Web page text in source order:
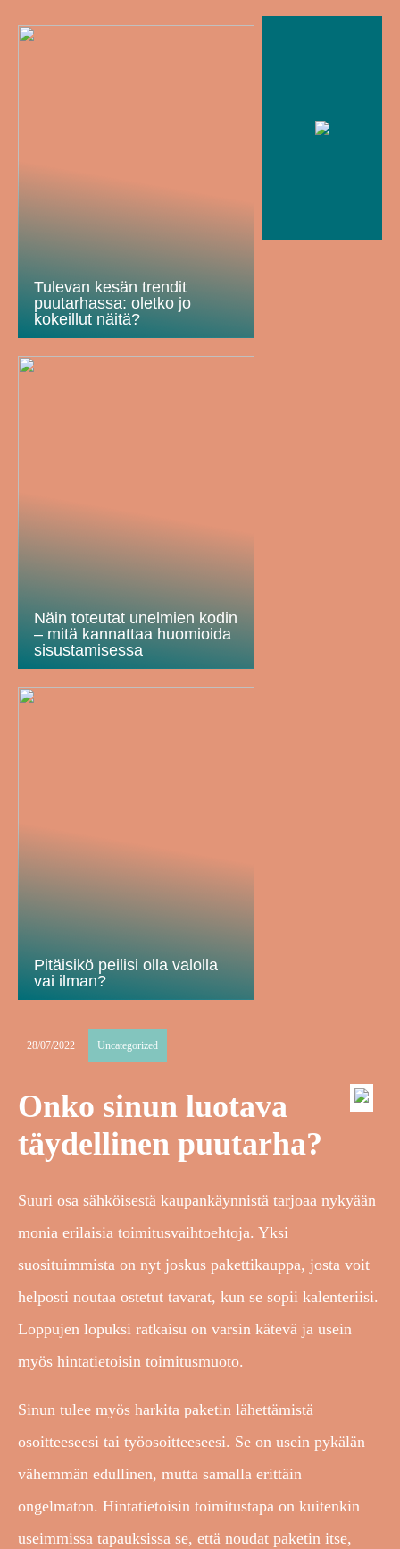
Tulevan kesän trendit
puutarhassa: oletko jo
kokeillut näitä?
Näin toteutat unelmien kodin
– mitä kannattaa huomioida
sisustamisessa
Pitäisikö peilisi olla valolla
vai ilman?
28/07/2022 Uncategorized
Onko sinun luotava
täydellinen puutarha?
Suuri osa sähköisestä kaupankäynnistä tarjoaa nykyään
monia erilaisia toimitusvaihtoehtoja. Yksi
suosituimmista on nyt joskus pakettikauppa, josta voit
helposti noutaa ostetut tavarat, kun se sopii kalenteriisi.
Loppujen lopuksi ratkaisu on varsin kätevä ja usein
myös hintatietoisin toimitusmuoto.
Sinun tulee myös harkita paketin lähettämistä
osoitteeseesi tai työosoitteeseesi. Se on usein pykälän
vähemmän edullinen, mutta samalla erittäin
ongelmaton. Hintatietoisin toimitustapa on kuitenkin
useimmissa tapauksissa se, että noudat paketin itse,